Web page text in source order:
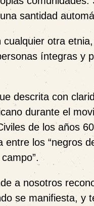
santidad
cualquier otra
íntegras y
descrita con
durante el
de los años
entre los “negros
a nosotros
se manifiesta, y